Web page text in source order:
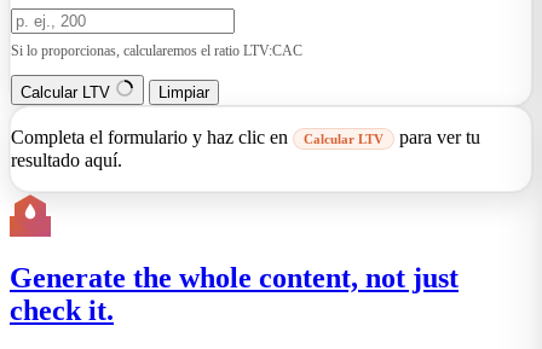
Si lo proporcionas, calcularemos el ratio LTV:CAC
Calcular LTV Limpiar
Completa el formulario y haz clic en Calcular LTV
para ver tu
resultado aquí.
Generate the whole content, not just
check it.